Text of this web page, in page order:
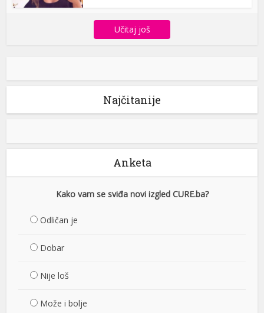
Učitaj još
Najčitanije
Anketa
Kako vam se sviđa novi izgled CURE.ba?
Odličan je
Dobar
Nije loš
Može i bolje